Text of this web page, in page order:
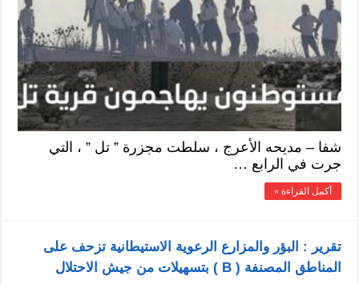
شفا – مديحه الأعرج ، سلطت مجزرة ” تل ” ، التي
جرت في الرابع …
أكمل القراءة »
تقرير : البؤر والمزارع الرعوية الاستيطانية تزحف على
المناطق المصنفة ( B ) بتسهيلات من جيش الاحتلال